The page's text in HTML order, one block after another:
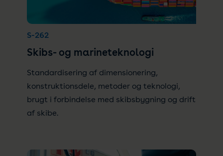
S-262
Skibs- og marineteknologi
Standardisering af dimensionering,
konstruktionsdele, metoder og teknologi,
brugt i forbindelse med skibsbygning og drift
af skibe.